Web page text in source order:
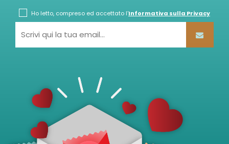
Ho letto, compreso ed accettato l'Informativa sulla Privacy